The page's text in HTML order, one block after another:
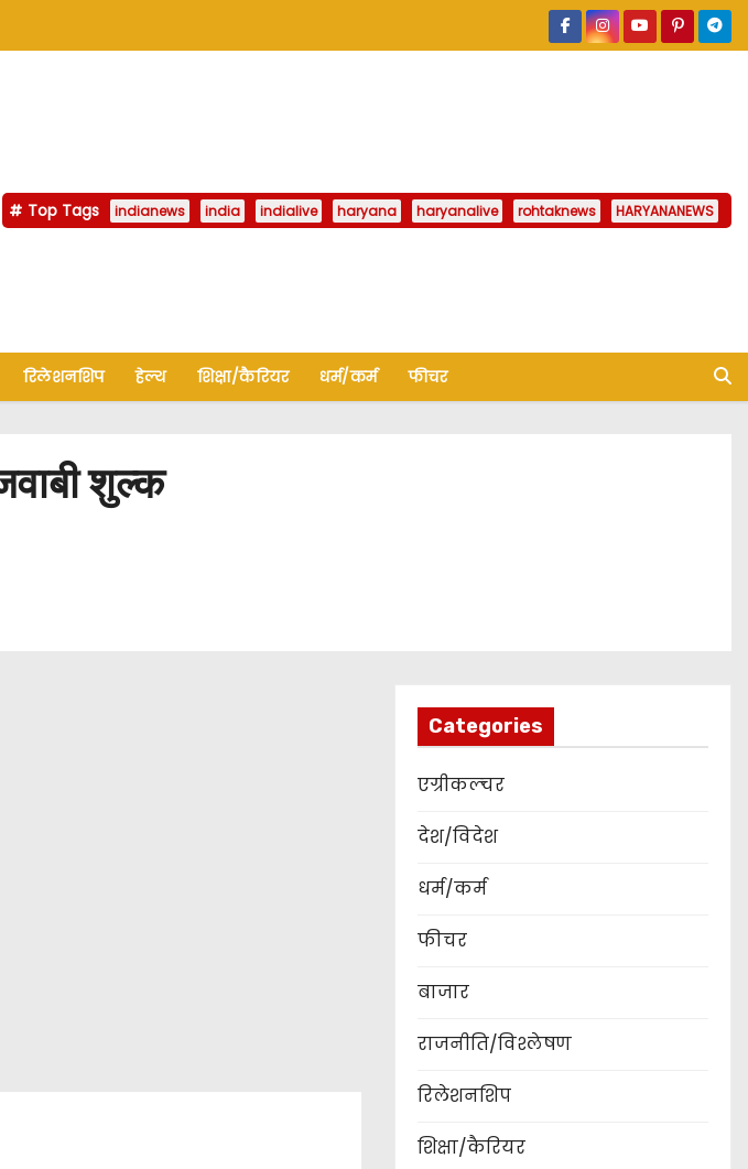
Top Tags indianews india indialive haryana haryanalive rohtaknews HARYANANEWS
रिलेशनशिप हेल्थ शिक्षा/कैरियर धर्म/कर्म फीचर
शुल्क
Categories
एग्रीकल्चर
देश/विदेश
धर्म/कर्म
फीचर
बाजार
राजनीति/विश्लेषण
रिलेशनशिप
शिक्षा/कैरियर